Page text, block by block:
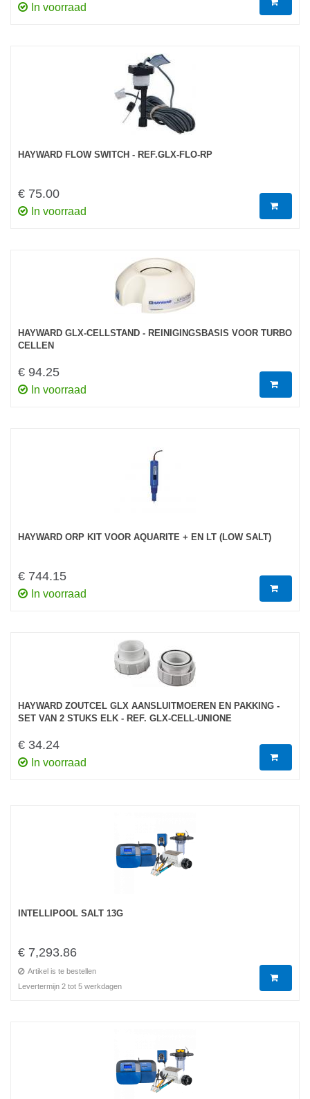
In voorraad
HAYWARD FLOW SWITCH - REF.GLX-FLO-RP
€ 75.00
In voorraad
HAYWARD GLX-CELLSTAND - REINIGINGSBASIS VOOR TURBO
CELLEN
€ 94.25
In voorraad
HAYWARD ORP KIT VOOR AQUARITE + EN LT (LOW SALT)
€ 744.15
In voorraad
HAYWARD ZOUTCEL GLX AANSLUITMOEREN EN PAKKING -
SET VAN 2 STUKS ELK - REF. GLX-CELL-UNIONE
€ 34.24
In voorraad
INTELLIPOOL SALT 13G
€ 7,293.86
Artikel is te bestellen
Levertermijn 2 tot 5 werkdagen